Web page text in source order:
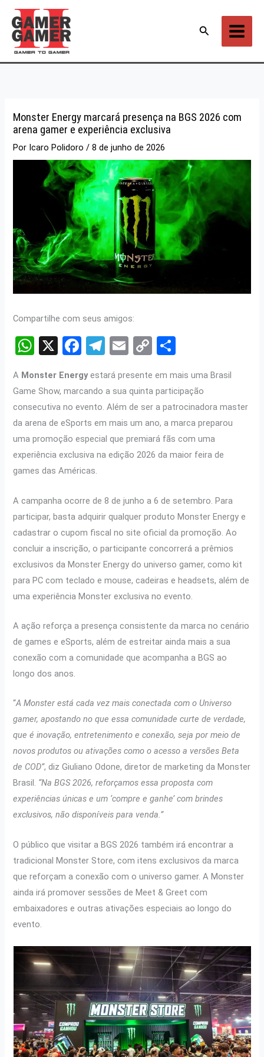
para
conteúdo
Pesquisar
Monster Energy marcará presença na BGS 2026 com
arena gamer e experiência exclusiva
Por Icaro Polidoro/8 de junho de 2026
Compartilhe com seus amigos:
W
at
s
A
p
p
X
F
ce
b
o
o
k
T
e
gr
a
m
E
ail
C
py
Li
n
k
ar
e
A Monster Energyestará presente em mais uma Brasil
Game Show, marcando a sua quinta participação
consecutiva no evento. Além de ser a patrocinadora master
da arena de eSports em mais um ano, a marca preparou
uma promoção especial que premiará fãs com uma
experiência exclusiva na edição 2026 da maior feira de
games das Américas.
A campanha ocorre de 8 de junho a 6 de setembro. Para
participar, basta adquirir qualquer produto Monster Energy e
cadastrar o cupom fiscal no site oficial da promoção. Ao
concluir a inscrição, o participante concorrerá a prêmios
exclusivos da Monster Energy do universo gamer, como kit
para PC com teclado e mouse, cadeiras e headsets, além de
uma experiência Monster exclusiva no evento.
A ação reforça a presença consistente da marca no cenário
de games e eSports, além de estreitar ainda mais a sua
conexão com a comunidade que acompanha a BGS ao
longo dos anos.
“A Monster está cada vez mais conectada com o Universo
gamer, apostando no que essa comunidade curte de verdade,
que é inovação, entretenimento e conexão, seja por meio de
novos produtos ou ativações como o acesso a versões Beta
de COD”, diz Giuliano Odone, diretor de marketing da Monster
Brasil. “Na BGS 2026, reforçamos essa proposta com
experiências únicas e um ‘compre e ganhe’ com brindes
exclusivos, não disponíveis para venda.”
O público que visitar a BGS 2026 também irá encontrar a
tradicional Monster Store, com itens exclusivos da marca
que reforçam a conexão com o universo gamer. A Monster
ainda irá promover sessões de Meet & Greet com
embaixadores e outras ativações especiais ao longo do
evento.